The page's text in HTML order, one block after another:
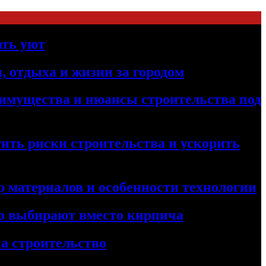
уют
отдыха и жизни за городом
и нюансы строительства под
риски строительства и ускорить
и особенности технологии
выбирают вместо кирпича
строительство